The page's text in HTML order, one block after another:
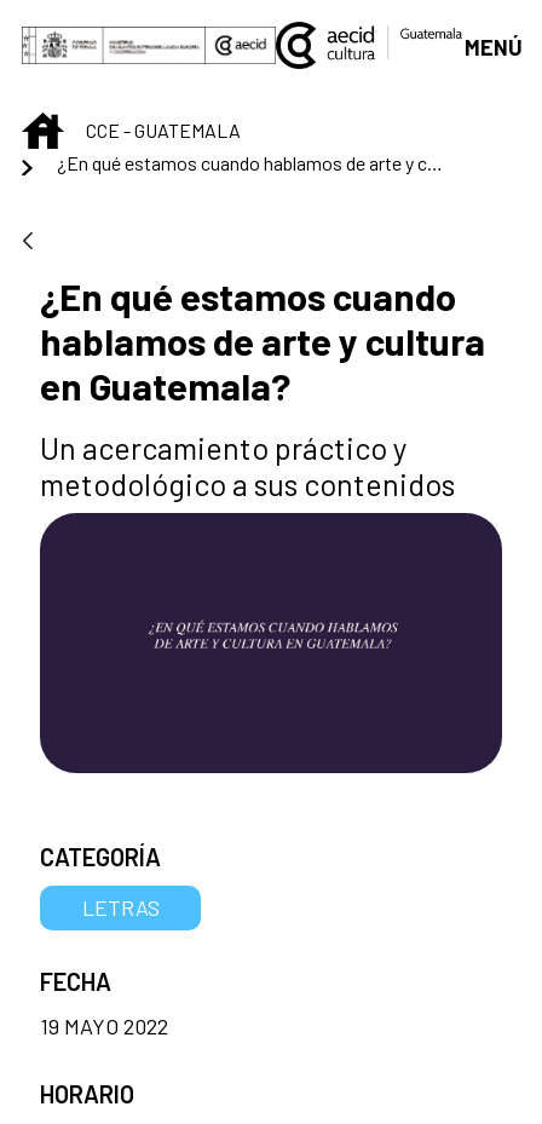
Saltar al contenido principal
MENÚ
INICIOCCE - GUATEMALA
¿En qué estamos cuando hablamos de arte y cultura en Guatemala?
¿En qué estamos cuando
hablamos de arte y cultura
en Guatemala?
Un acercamiento práctico y
metodológico a sus contenidos
CATEGORÍA
LETRAS
FECHA
19 MAYO 2022
HORARIO